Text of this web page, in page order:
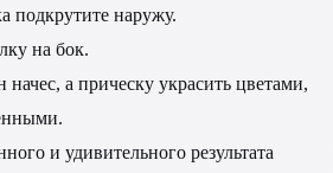
подкрутите наружу.
на бок.
а прическу украсить цветами,
и удивительного результата